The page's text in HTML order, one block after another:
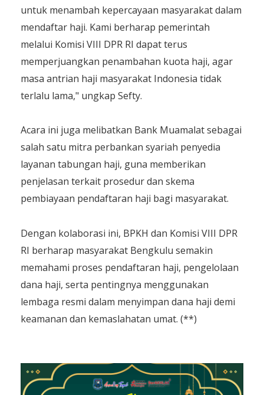
untuk menambah kepercayaan masyarakat dalam
mendaftar haji. Kami berharap pemerintah
melalui Komisi VIII DPR RI dapat terus
memperjuangkan penambahan kuota haji, agar
masa antrian haji masyarakat Indonesia tidak
terlalu lama," ungkap Sefty.
Acara ini juga melibatkan Bank Muamalat sebagai
salah satu mitra perbankan syariah penyedia
layanan tabungan haji, guna memberikan
penjelasan terkait prosedur dan skema
pembiayaan pendaftaran haji bagi masyarakat.
Dengan kolaborasi ini, BPKH dan Komisi VIII DPR
RI berharap masyarakat Bengkulu semakin
memahami proses pendaftaran haji, pengelolaan
dana haji, serta pentingnya menggunakan
lembaga resmi dalam menyimpan dana haji demi
keamanan dan kemaslahatan umat. (**)